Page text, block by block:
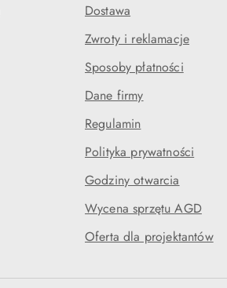
Dostawa
Zwroty i reklamacje
Sposoby płatności
Dane firmy
Regulamin
Polityka prywatności
Godziny otwarcia
Wycena sprzętu AGD
Oferta dla projektantów